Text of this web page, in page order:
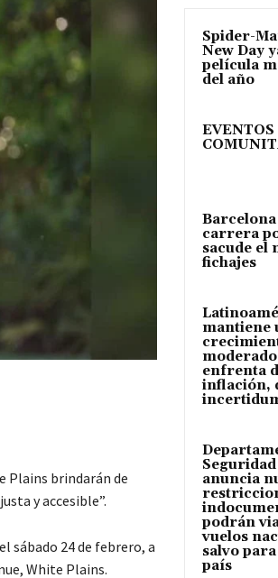
Plains brindarán de
y accesible”.
sábado 24 de febrero, a
White Plains.
Spider-
New Day
película
del año
EVENTOS
carrera
sacude el
fichajes
mantiene
enfrenta
inflación,
anuncia
podrán
vuelos
salvo
país